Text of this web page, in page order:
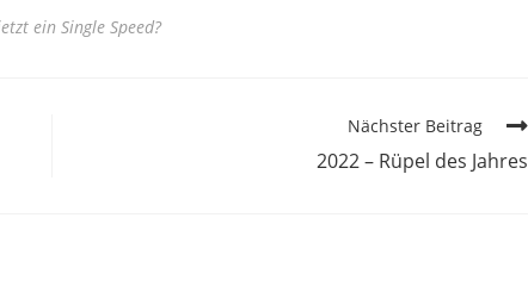
ein Single Speed?
Nächster Beitrag
2022 – Rüpel des Jahres